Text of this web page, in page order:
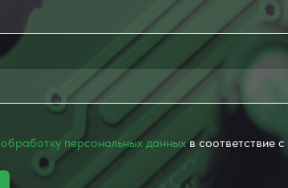
обработку персональных данныхв соответствие с